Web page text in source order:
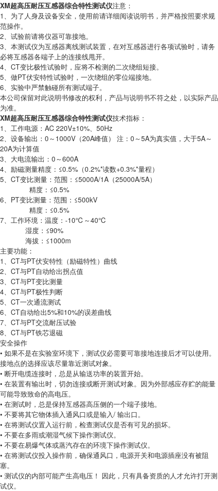
XM超高压耐压互感器综合特性测试仪注意：
1、为了人身及设备安全，使用前请详细阅读说明书，并严格按照要求规
范操作。
2、试验前请将仪器可靠接地。
3、本测试仪为互感器离线测试装置，在对互感器进行各项试验时，请务
必将互感器各端子上的连接线甩开。
4、CT变比极性试验时，应将不检测的二次绕组短接。
5、做PT伏安特性试验时，一次绕组的零位端接地。
6、实验中严禁触碰所有测试端子。
本公司保留对此说明书修改的权利，产品与说明书不符之处，以实际产品
为准。
XM超高压耐压互感器综合特性测试仪技术指标：
1、工作电源：AC 220V±10%、50Hz
2、设备输出：0～1000V（20A峰值） 注：0～5A为真实值，大于5A～
20A为计算值
3、大电流输出：0～600A
4、励磁测量精度：≤0.5%（0.2%*读数+0.3%*量程）
5、CT变比测量：范围：≤5000A/1A（25000A/5A）
精度：≤0.5%
6、PT变比测量：范围：≤500kV
精度：≤0.5%
7、工作环境：温度：-10℃～40℃
湿度：≤90%
海拔：≤1000m
主要功能：
1、CT与PT伏安特性（励磁特性）曲线
2、CT与PT自动给出拐点值
3、CT与PT变比测量
4、CT与PT极性判断
5、CT一次通流测试
6、CT自动给出5%和10%的误差曲线
7、CT与PT交流耐压试验
8、CT与PT铁芯退磁
安全操作
• 如果不是在实验室环境下，测试仪必需要可靠接地连接后才可以使用。
接地点的选择应该尽量靠近测试对象。
• 断开电缆连接时，总是从输送功率的装置开始。
• 在装置有输出时，切勿连接或断开测试对象。因为外部感应存贮的能量
可能导致致命的高电压。
• 在测试时，总是保持互感器高压侧的一个端子接地。
• 不要将其它物体插入通风口或是输入/ 输出口。
• 在将测试仪置入运行前，检查测试仪是否有可见的损坏。
• 不要在多雨或潮湿气候下操作测试仪。
• 不要在易爆气体或蒸汽存在的环境下操作测试仪。
• 在将测试仪投入操作前，确保通风口，电源开关和电源插座没有被阻
塞。
• 测试仪的内部可能产生高电压！ 因此，只有具备资质的人才允许打开测
试仪。